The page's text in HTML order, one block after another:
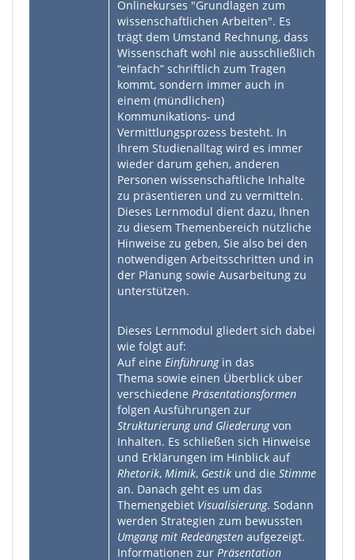
Onlinekurses "Grundlagen zum
wissenschaftlichen Arbeiten". Es
trägt dem Umstand Rechnung, dass
Wissenschaft wohl nie ausschließlich
“einfach” schriftlich zum Tragen
kommt, sondern immer auch in
einem (mündlichen)
Kommunikations- und
Vermittlungsprozess besteht. In
Ihrem Studienalltag wird es immer
wieder darum gehen, anderen
Personen wissenschaftliche Inhalte
zu präsentieren und zu vermitteln.
Dieses Lernmodul dient dazu, Ihnen
zu diesem Themenbereich nützliche
Hinweise zu geben, Sie also bei den
notwendigen Arbeitsschritten und in
der Planung sowie Ausarbeitung zu
unterstützen.
Dieses Lernmodul gliedert sich dabei
wie folgt auf:
Auf eine Einführungin das
Thema sowie einen Überblick über
verschiedene Präsentationsformen
folgen Ausführungen zur
Strukturierung und Gliederungvon
Inhalten. Es schließen sich Hinweise
und Erklärungen im Hinblick auf
Rhetorik, Mimik, Gestik und die Stimme
an. Danach geht es um das
Themengebiet Visualisierung. Sodann
werden Strategien zum bewussten
Umgang mit Redeängsten aufgezeigt.
Informationen zur Präsentation